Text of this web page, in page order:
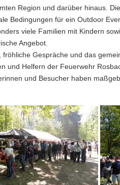
Region und darüber hinaus.
Bedingungen für ein Outdoor
viele Familien mit Kindern
Angebot.
Gespräche und das
und Helfern der Feuerwehr
und Besucher haben